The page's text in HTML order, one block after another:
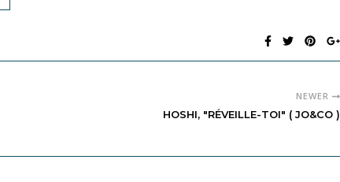
NEWER
HOSHI, "RÉVEILLE-TOI" ( JO&CO )